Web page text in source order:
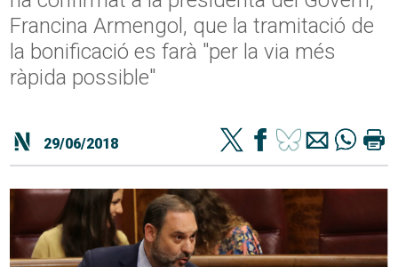
Francina Armengol, que la tramitació de
la bonificació es farà "per la via més
ràpida possible"
29/06/2018